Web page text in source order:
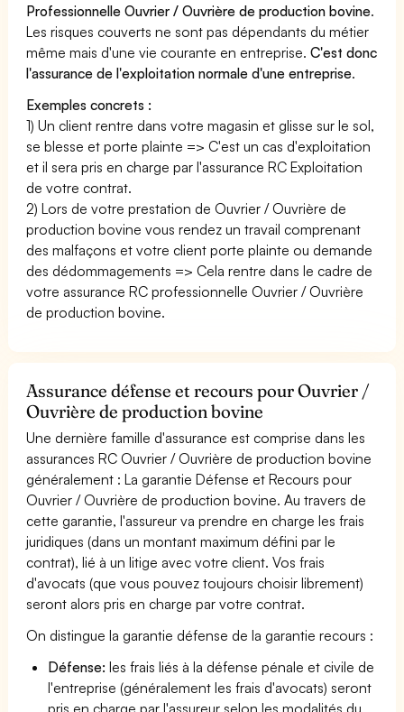
Professionnelle Ouvrier / Ouvrière de production bovine.
Les risques couverts ne sont pas dépendants du métier
même mais d'une vie courante en entreprise.C'est donc
l'assurance de l'exploitation normale d'une entreprise.
Exemples concrets :
1) Un client rentre dans votre magasin et glisse sur le sol,
se blesse et porte plainte => C'est un cas d'exploitation
et il sera pris en charge par l'assurance RC Exploitation
de votre contrat.
2) Lors de votre prestation de Ouvrier / Ouvrière de
production bovine vous rendez un travail comprenant
des malfaçons et votre client porte plainte ou demande
des dédommagements => Cela rentre dans le cadre de
votre assurance RC professionnelle Ouvrier / Ouvrière
de production bovine.
Assurance défense et recours pour Ouvrier /
Ouvrière de production bovine
Une dernière famille d'assurance est comprise dans les
assurances RC Ouvrier / Ouvrière de production bovine
généralement : La garantie Défense et Recours pour
Ouvrier / Ouvrière de production bovine. Au travers de
cette garantie, l'assureur va prendre en charge les frais
juridiques (dans un montant maximum défini par le
contrat), lié à un litige avec votre client. Vos frais
d'avocats (que vous pouvez toujours choisir librement)
seront alors pris en charge par votre contrat.
On distingue la garantie défense de la garantie recours :
Défense: les frais liés à la défense pénale et civile de
l'entreprise (généralement les frais d'avocats) seront
pris en charge par l'assureur selon les modalités du